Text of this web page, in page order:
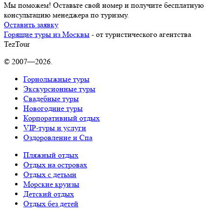
Мы поможем! Оставьте свой номер и получите бесплатную
консультацию менеджера по туризму.
Оставить заявку
Горящие туры из Москвы - от туристического агентства
TezTour
© 2007—2026.
Горнолыжные туры
Экскурсионные туры
Свадебные туры
Новогодние туры
Корпоративный отдых
VIP-туры и услуги
Оздоровление и Спа
Пляжный отдых
Отдых на островах
Отдых с детьми
Морские круизы
Детский отдых
Отдых без детей